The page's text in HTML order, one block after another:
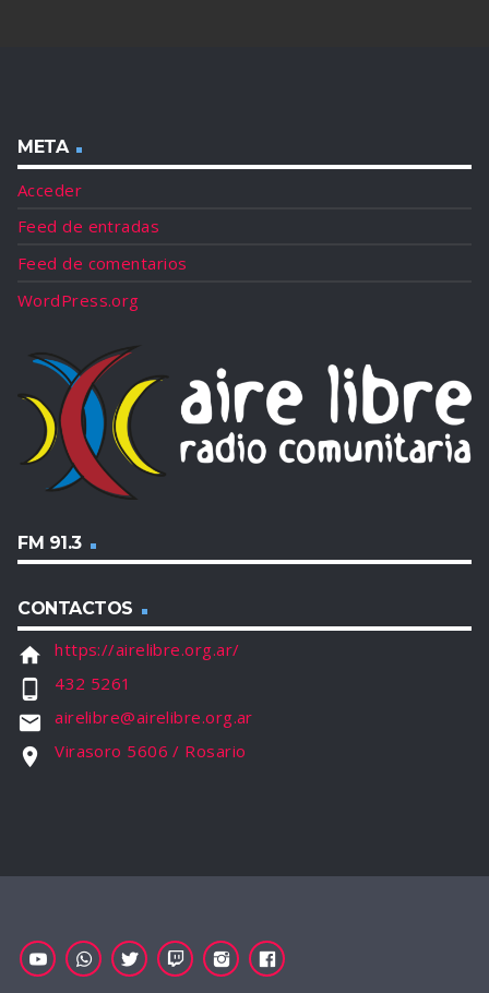
META
Acceder
Feed de entradas
Feed de comentarios
WordPress.org
FM 91.3
CONTACTOS
home https://airelibre.org.ar/
phone_android 432 5261
email airelibre@airelibre.org.ar
location_on Virasoro 5606 / Rosario